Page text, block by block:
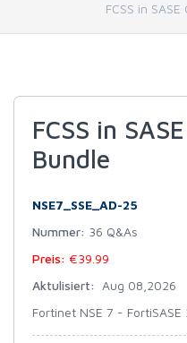
FCSS in
FCSS in
Bundle
NSE7_SSE_AD-25
Nummer: 36 Q&As
Preis: €39.99
Aktulisiert: Aug 08,2026
Fortinet NSE 7 -